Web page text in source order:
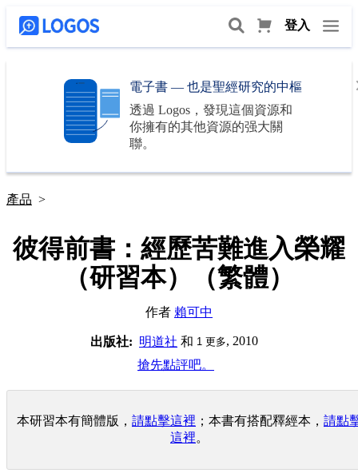
登入
電子書 — 也是聖經研究的中樞
透過 Logos ，發現這個資源和
你擁有的其他資源的强大關
聯。
產品 >
彼得前書：經歷苦難進入榮耀
（研習本）（繁體）
作者 賴可中
出版社: 明道社 和 1 更多, 2010
搶先點評吧。
本研習本有簡體版， 請點擊這裡 ；本書有搭配釋經本， 請點
這裡。